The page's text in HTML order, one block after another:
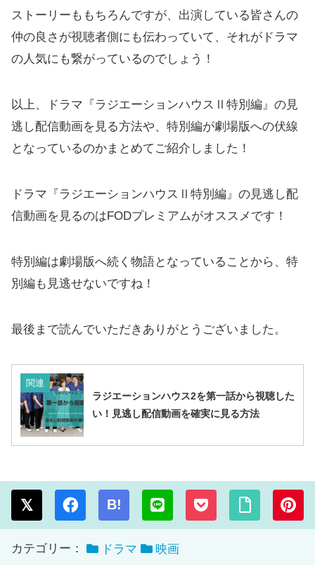
ストーリーももちろんですが、出演している皆さんの
仲の良さが視聴者側にも伝わっていて、それがドラマ
の人気にも繋がっているのでしょう！
以上、ドラマ『ラジエーションハウスⅡ特別編』の見
逃し配信動画を見る方法や、特別編が劇場版への伏線
となっているのかまとめてご紹介しました！
ドラマ『ラジエーションハウスⅡ特別編』の見逃し配
信動画を見るのはFODプレミアムがオススメです！
特別編は劇場版へ続く物語となっていることから、特
別編も見逃せないですね！
最後まで読んでいただきありがとうございました。
関連
ラジエーションハウス2を第一話から視聴した
い！見逃し配信動画を確実に見る方法
B!
カテゴリー： ドラマ 映画